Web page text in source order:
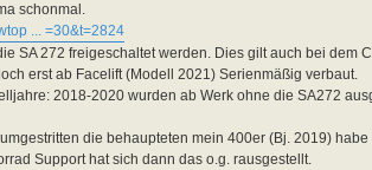
schonmal.
... =30&t=2824
SA 272 freigeschaltet werden. Dies gilt auch bei dem
erst ab Facelift (Modell 2021) Serienmäßig verbaut.
2018-2020 wurden ab Werk ohne die SA272
die behaupteten mein 400er (Bj. 2019)
Support hat sich dann das o.g. rausgestellt.